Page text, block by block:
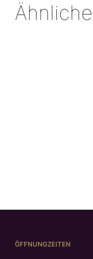
ÖFFNUNGZEITEN